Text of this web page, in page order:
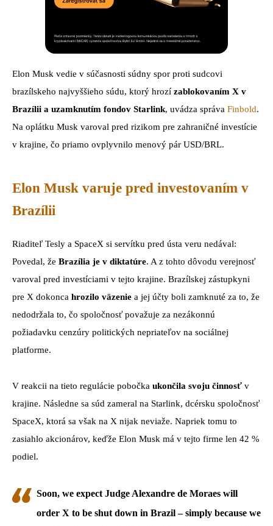
Elon Musk vedie v súčasnosti súdny spor proti sudcovi
brazílskeho najvyššieho súdu, ktorý hrozí zablokovaním X v
Brazílii a uzamknutím fondov Starlink, uvádza správa Finbold.
Na oplátku Musk varoval pred rizikom pre zahraničné investície
v krajine, čo priamo ovplyvnilo menový pár USD/BRL.
Elon Musk varuje pred investovaním v
Brazílii
Riaditeľ Tesly a SpaceX si servítku pred ústa veru nedával:
Povedal, že Brazília je v diktatúre. A z tohto dôvodu verejnosť
varoval pred investíciami v tejto krajine. Brazílskej zástupkyni
pre X dokonca hrozilo väzenie a jej účty boli zamknuté za to, že
nedodržala to, čo spoločnosť považuje za nezákonnú
požiadavku cenzúry politických nepriateľov na sociálnej
platforme.
V reakcii na tieto regulácie pobočka ukončila svoju činnosť v
krajine. Následne sa súd zameral na Starlink, dcérsku spoločnosť
SpaceX, ktorá sa však na X nijak neviaže. Napriek tomu to
zasiahlo akcionárov, keďže Elon Musk má v tejto firme len 42 %
podiel.
Soon, we expect Judge Alexandre de Moraes will
order X to be shut down in Brazil – simply because we